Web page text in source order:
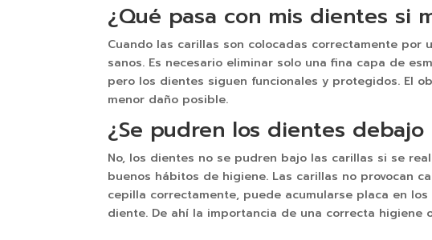
¿Qué pasa con mis dientes si
Cuando las carillas son colocadas correctamente
sanos. Es necesario eliminar solo una fina capa de
pero los dientes siguen funcionales y protegidos. El
menor daño posible.
¿Se pudren los dientes
No, los dientes no se pudren bajo las carillas si se
buenos hábitos de higiene. Las carillas no provocan
cepilla correctamente, puede acumularse placa en
diente. De ahí la importancia de una correcta higiene